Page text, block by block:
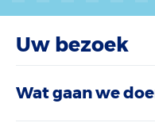
Uw bezoek
Wat gaan we